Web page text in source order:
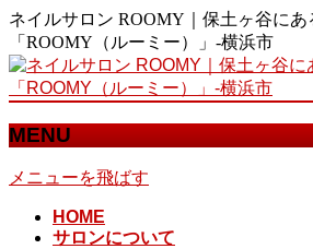
ネイルサロン ROOMY｜保土ヶ谷にあ
「ROOMY（ルーミー）」-横浜市
MENU
メニューを飛ばす
HOME
サロンについて